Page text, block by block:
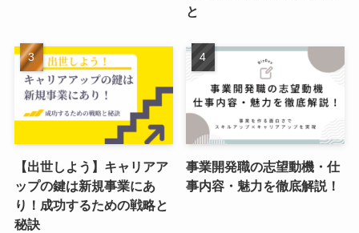
と
【出世しよう】キャリアア
ップの鍵は新規事業にあ
り！成功するための戦略と
秘訣
事業開発職の志望動機・仕
事内容・魅力を徹底解説！